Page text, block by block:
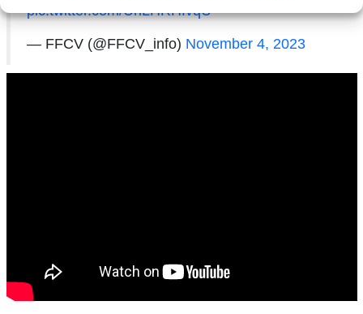
pic.twitter.com/UnLHRHfvqU
— FFCV (@FFCV_info) November 4, 2023